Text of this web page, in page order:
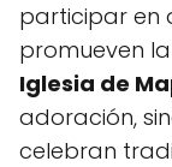
participar en
promueven
Iglesia de
adoración,
celebran